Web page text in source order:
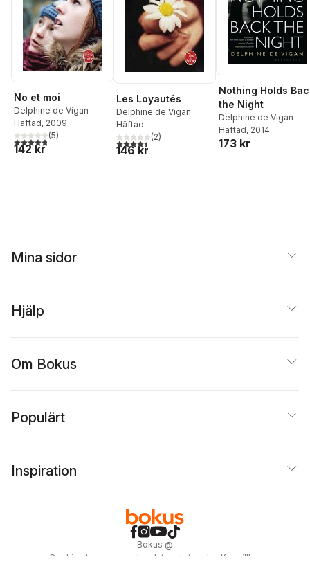
No et moi
Delphine de Vigan
Häftad, 2009
4,8utav 5 stjärnor. Totalt antal röster:
(5)
142 kr
Les Loyautés
Delphine de Vigan
Häftad
4,5utav 5 stjärnor. Totalt antal röster:
(2)
146 kr
Nothing Holds
the Night
Delphine de Vigan
Häftad, 2014
173 kr
Mina sidor
Hjälp
Om Bokus
Populärt
Inspiration
Bokus @
Cookies
Anpassa cookies Integritetspolicy Köpvillkor